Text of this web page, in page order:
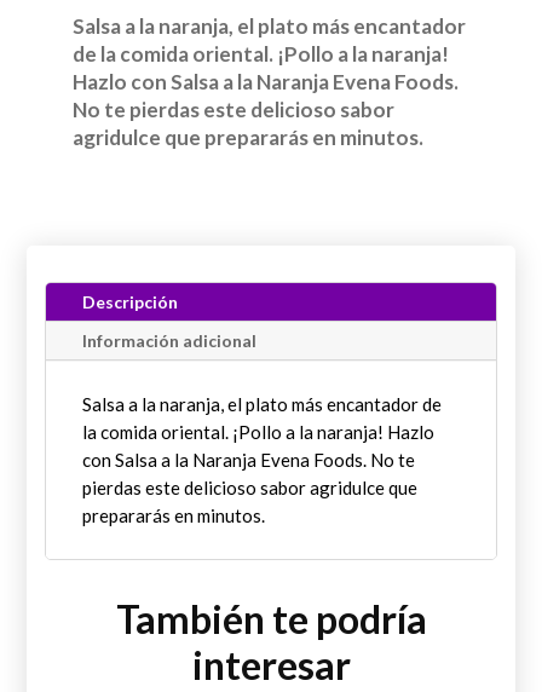
Salsa a la naranja, el plato más encantador
de la comida oriental. ¡Pollo a la naranja!
Hazlo con Salsa a la Naranja Evena Foods.
No te pierdas este delicioso sabor
agridulce que prepararás en minutos.
Descripción
Información adicional
Salsa a la naranja, el plato más encantador de
la comida oriental. ¡Pollo a la naranja! Hazlo
con Salsa a la Naranja Evena Foods. No te
pierdas este delicioso sabor agridulce que
prepararás en minutos.
También te podría
interesar